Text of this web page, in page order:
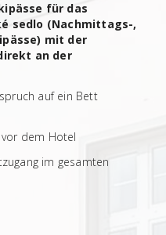
für das
sedlo (Nachmittags-,
mit der
an der
auf ein Bett
dem Hotel
im gesamten